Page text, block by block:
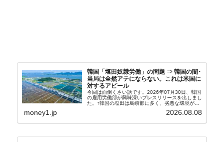
韓国「塩田奴隷労働」の問題 ⇒ 韓国の闇･
当局は全然アテにならない。これは米国に
対するアピール
今回は面倒くさい話です。2026年07月30日、韓国
の雇用労働部が興味深いプレスリリースを出しまし
た。↑韓国の塩田は島嶼部に多く、劣悪な環境が一
たといわれます（後述）。これは、いわゆる「塩田
money1.jp 2026.08.08